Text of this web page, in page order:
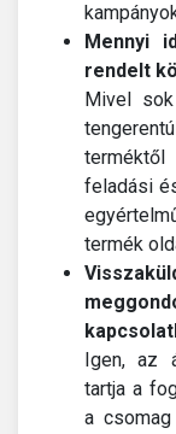
Mennyi
rendelt
Mivel
feladási
termék
Igen, az
tartja a
a